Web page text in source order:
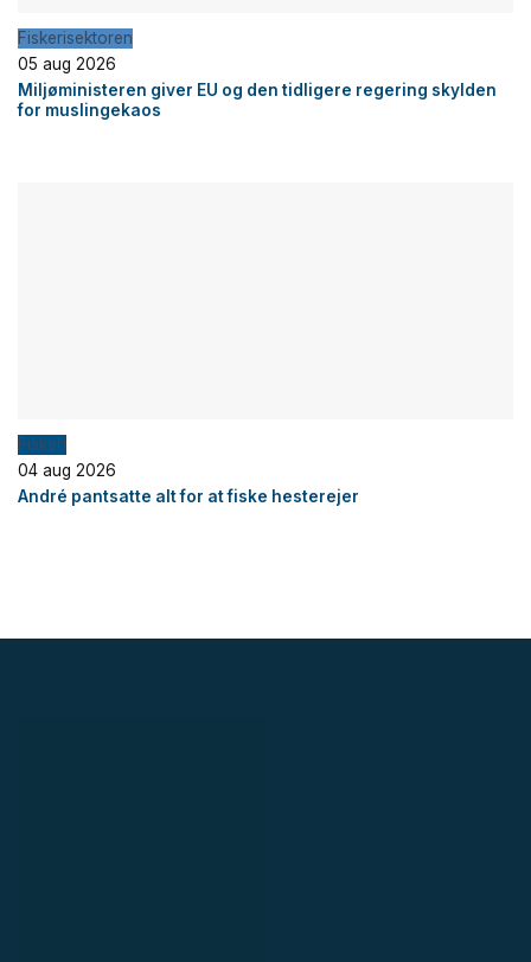
Fiskerisektoren
05 aug 2026
Miljøministeren giver EU og den tidligere regering skylden
for muslingekaos
Fiskeri
04 aug 2026
André pantsatte alt for at fiske hesterejer